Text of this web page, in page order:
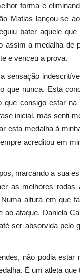
forma e
Matias lançou-se
bater aquele
assim a medalha de
e venceu a prova.
sensação
que nunca. Esta
que consigo estar
inicial, mas senti-
esta medalha à
acreditou em
marcando a sua
as melhores
altura em que
ataque. Daniela
ser absorvida pelo
não podia
É um atleta